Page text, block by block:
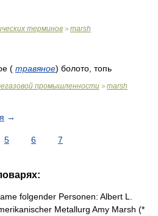
терминов > marsh
( травяное) болото, топь
промышленности > marsh
→
5 6 7
folgender Personen: Albert L.
Metallurg Amy Marsh (*